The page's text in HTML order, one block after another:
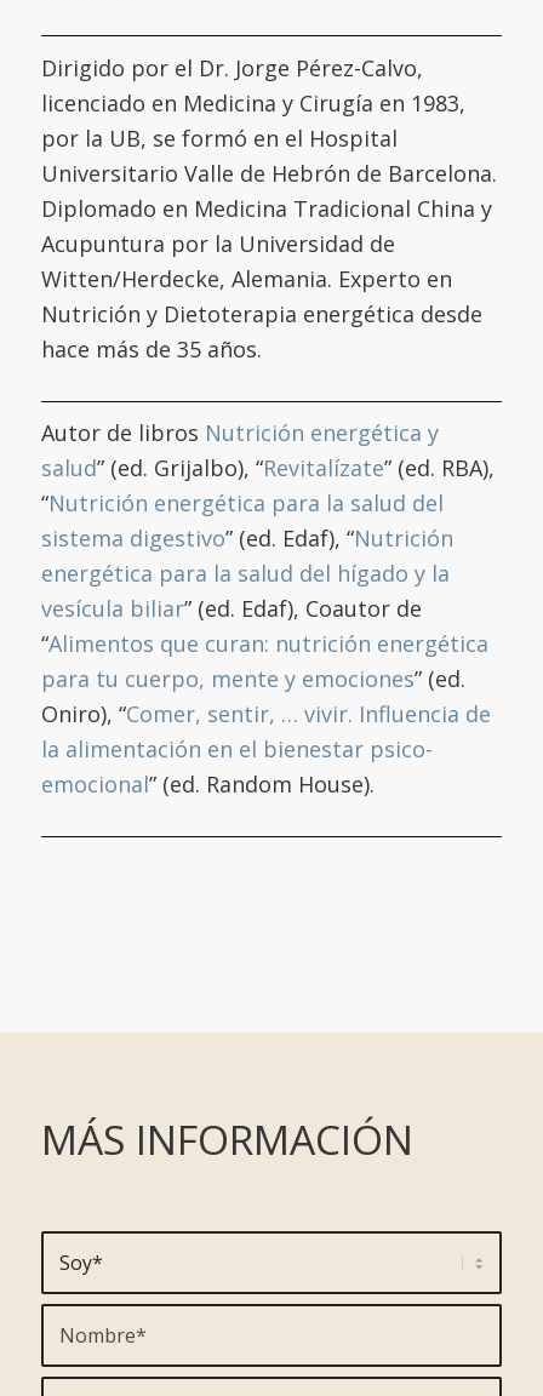
Dirigido por el Dr. Jorge Pérez-Calvo,
licenciado en Medicina y Cirugía en 1983,
por la UB, se formó en el Hospital
Universitario Valle de Hebrón de Barcelona.
Diplomado en Medicina Tradicional China y
Acupuntura por la Universidad de
Witten/Herdecke, Alemania. Experto en
Nutrición y Dietoterapia energética desde
hace más de 35 años.
Autor de libros Nutrición energética y
salud” (ed. Grijalbo), “Revitalízate” (ed. RBA),
“Nutrición energética para la salud del
sistema digestivo” (ed. Edaf), “Nutrición
energética para la salud del hígado y la
vesícula biliar” (ed. Edaf), Coautor de
“Alimentos que curan: nutrición energética
para tu cuerpo, mente y emociones” (ed.
Oniro), “Comer, sentir, … vivir. Influencia de
la alimentación en el bienestar psico-
emocional” (ed. Random House).
MÁS INFORMACIÓN